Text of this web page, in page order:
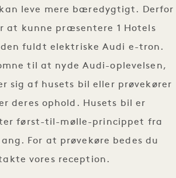
leve mere bæredygtigt. Derfor
at kunne præsentere 1 Hotels
fuldt elektriske Audi e-tron.
til at nyde Audi-oplevelsen,
sig af husets bil eller prøvekører
deres ophold. Husets bil er
først-til-mølle-princippet fra
For at prøvekøre bedes du
vores reception.